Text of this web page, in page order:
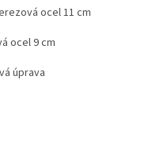
ocel 11 cm
ocel 9 cm
úprava